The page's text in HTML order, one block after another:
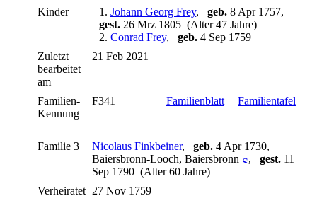
Kinder
1. Johann Georg Frey, geb. 8 Apr 1757,
gest. 26 Mrz 1805 (Alter 47 Jahre)
2. Conrad Frey, geb. 4 Sep 1759
Zuletzt
bearbeitet
am
21 Feb 2021
Familien-
Kennung
F341 Familienblatt| Familientafel
Familie 3 Nicolaus Finkbeiner, geb. 4 Apr 1730,
Baiersbronn-Looch, Baiersbronn
, gest. 11
Sep 1790 (Alter 60 Jahre)
Verheiratet 27 Nov 1759